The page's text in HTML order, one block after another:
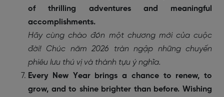
of thrilling adventures and meaningful
accomplishments.
Hãy cùng chào đón một chương mới của cuộc
đời! Chúc năm 2026 tràn ngập những chuyến
phiêu lưu thú vị và thành tựu ý nghĩa.
Every New Year brings a chance to renew, to
grow, and to shine brighter than before. Wishing